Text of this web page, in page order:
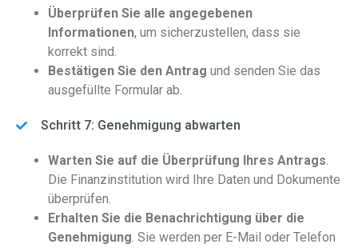
Überprüfen Sie alle angegebenen
Informationen, um sicherzustellen, dass sie
korrekt sind.
Bestätigen Sie den Antrag und senden Sie das
ausgefüllte Formular ab.
Schritt 7: Genehmigung abwarten
Warten Sie auf die Überprüfung Ihres Antrags.
Die Finanzinstitution wird Ihre Daten und Dokumente
überprüfen.
Erhalten Sie die Benachrichtigung über die
Genehmigung. Sie werden per E-Mail oder Telefon